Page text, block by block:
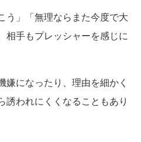
う」「無理ならまた今度で大
相手もプレッシャーを感じに
嫌になったり、理由を細かく
誘われにくくなることもあり